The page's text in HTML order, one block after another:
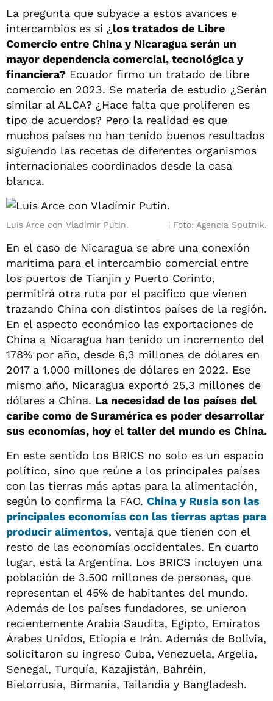
La pregunta que subyace a estos avances e
intercambios es si ¿ los tratados de Libre
Comercio entre China y Nicaragua serán un
mayor dependencia comercial, tecnológica y
financiera? Ecuador firmo un tratado de libre
comercio en 2023. Se materia de estudio ¿Serán
similar al ALCA? ¿Hace falta que proliferen es
tipo de acuerdos? Pero la realidad es que
muchos países no han tenido buenos resultados
siguiendo las recetas de diferentes organismos
internacionales coordinados desde la casa
blanca.
Luis Arce con Vladímir Putin. Foto: Agencia Sputnik.
En el caso de Nicaragua se abre una conexión
marítima para el intercambio comercial entre
los puertos de Tianjin y Puerto Corinto,
permitirá otra ruta por el pacifico que vienen
trazando China con distintos países de la región.
En el aspecto económico las exportaciones de
China a Nicaragua han tenido un incremento del
178% por año, desde 6,3 millones de dólares en
2017 a 1.000 millones de dólares en 2022. Ese
mismo año, Nicaragua exportó 25,3 millones de
dólares a China. La necesidad de los países del
caribe como de Suramérica es poder desarrollar
sus economías, hoy el taller del mundo es China.
En este sentido los BRICS no solo es un espacio
político, sino que reúne a los principales países
con las tierras más aptas para la alimentación,
según lo confirma la FAO. China y Rusia son las
principales economías con las tierras aptas para
producir alimentos, ventaja que tienen con el
resto de las economías occidentales. En cuarto
lugar, está la Argentina. Los BRICS incluyen una
población de 3.500 millones de personas, que
representan el 45% de habitantes del mundo.
Además de los países fundadores, se unieron
recientemente Arabia Saudita, Egipto, Emiratos
Árabes Unidos, Etiopía e Irán. Además de Bolivia,
solicitaron su ingreso Cuba, Venezuela, Argelia,
Senegal, Turquía, Kazajistán, Bahréin,
Bielorrusia, Birmania, Tailandia y Bangladesh.